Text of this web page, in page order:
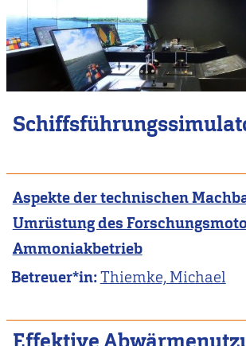
Aspekte der technischen
Umrüstung des
Ammoniakbetrieb
Betreuer*in:Thiemke, Michael